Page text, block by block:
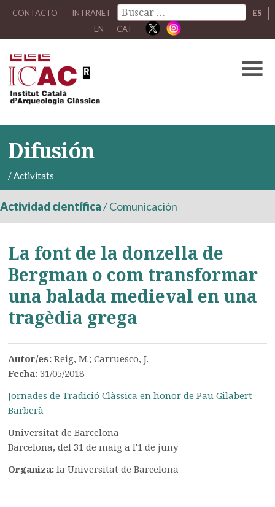
CONTACTO INTRANET
ES
EN
CAT
Difusión
/Activitats
Actividad científica/Comunicación
La font de la donzella de
Bergman o com transformar
una balada medieval en una
tragèdia grega
Autor/es:Reig, M.; Carruesco, J.
Fecha:31/05/2018
Jornades de Tradició Clàssica en honor de Pau Gilabert
Barberà
Universitat de Barcelona
Barcelona, del 31 de maig a l'1 de juny
Organiza:la Universitat de Barcelona